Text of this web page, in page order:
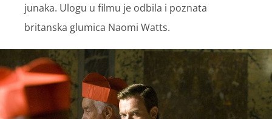
junaka. Ulogu u filmu je odbila i poznata
britanska glumica Naomi Watts.